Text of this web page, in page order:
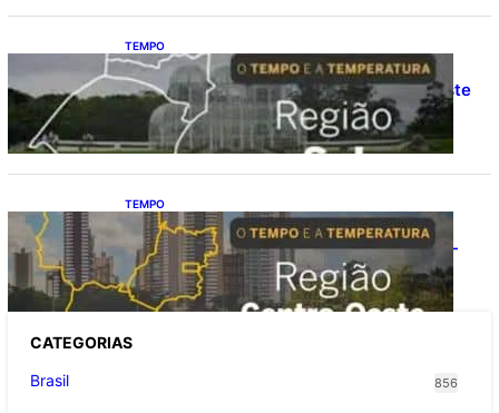
TEMPO
O TEMPO E A TEMPERATURA: Confira a
previsão do tempo para a Região Sul neste
sábado (8)
TEMPO
O TEMPO E A TEMPERATURA: Confira a
previsão do tempo para a Região Centro-
Oeste neste sábado (8)
CATEGORIAS
Brasil
856